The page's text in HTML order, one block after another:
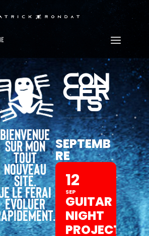
Bienvenue
sur mon
tout
nouveau
site.
le ferai
évoluer
CON
CER
TS
SEPTEMB
RE
12
SEP
GUITAR
NIGHT
PROJECT